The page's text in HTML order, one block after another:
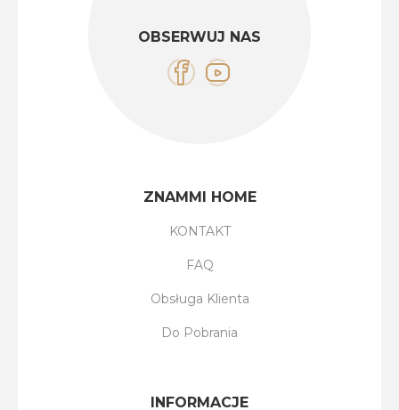
OBSERWUJ NAS
ZNAMMI HOME
KONTAKT
FAQ
Obsługa Klienta
Do Pobrania
INFORMACJE